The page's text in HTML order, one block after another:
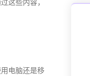
这些内容，
电脑还是移